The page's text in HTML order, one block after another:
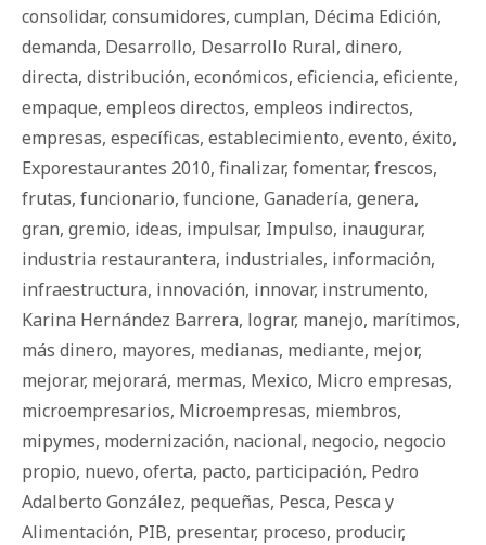
consolidar, consumidores, cumplan, Décima Edición,
demanda, Desarrollo, Desarrollo Rural, dinero,
directa, distribución, económicos, eficiencia, eficiente,
empaque, empleos directos, empleos indirectos,
empresas, específicas, establecimiento, evento, éxito,
Exporestaurantes 2010, finalizar, fomentar, frescos,
frutas, funcionario, funcione, Ganadería, genera,
gran, gremio, ideas, impulsar, Impulso, inaugurar,
industria restaurantera, industriales, información,
infraestructura, innovación, innovar, instrumento,
Karina Hernández Barrera, lograr, manejo, marítimos,
más dinero, mayores, medianas, mediante, mejor,
mejorar, mejorará, mermas, Mexico, Micro empresas,
microempresarios, Microempresas, miembros,
mipymes, modernización, nacional, negocio, negocio
propio, nuevo, oferta, pacto, participación, Pedro
Adalberto González, pequeñas, Pesca, Pesca y
Alimentación, PIB, presentar, proceso, producir,